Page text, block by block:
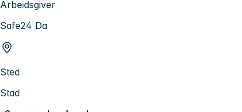
Arbeidsgiver
Safe24 Da
Sted
Stad